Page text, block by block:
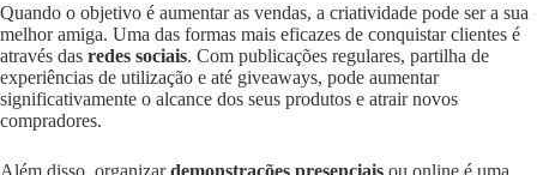
Quando o objetivo é aumentar as vendas, a criatividade pode ser a sua
melhor amiga. Uma das formas mais eficazes de conquistar clientes é
através das redes sociais. Com publicações regulares, partilha de
experiências de utilização e até giveaways, pode aumentar
significativamente o alcance dos seus produtos e atrair novos
compradores.
Além disso, organizardemonstrações presenciais ou online é uma